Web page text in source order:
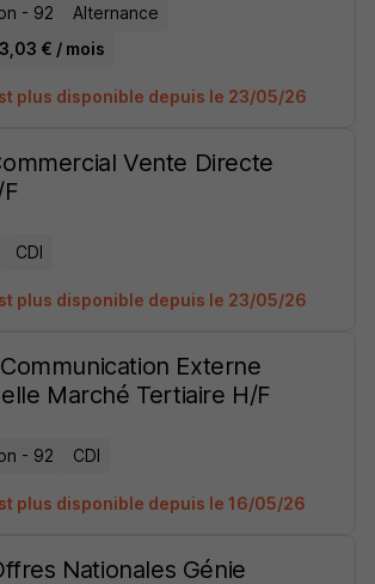
- 92
Alternance
€ / mois
plus disponible depuis le 23/05/26
Vente Directe
CDI
plus disponible depuis le 23/05/26
Externe
Marché Tertiaire H/F
- 92 CDI
plus disponible depuis le 16/05/26
Nationales Génie